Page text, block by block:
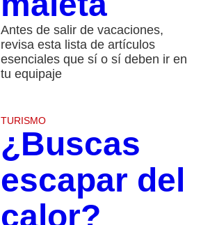
Antes de salir de vacaciones,
revisa esta lista de artículos
esenciales que sí o sí deben ir en
tu equipaje
TURISMO
¿Buscas
escapar del
calor?